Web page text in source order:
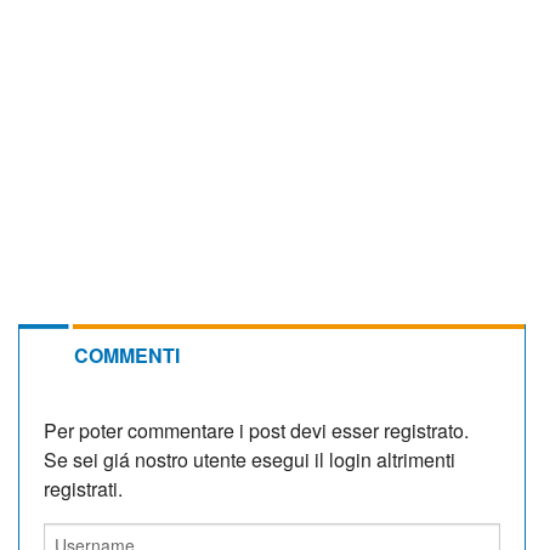
COMMENTI
Per poter commentare i post devi esser registrato.
Se sei giá nostro utente esegui il login altrimenti
registrati.